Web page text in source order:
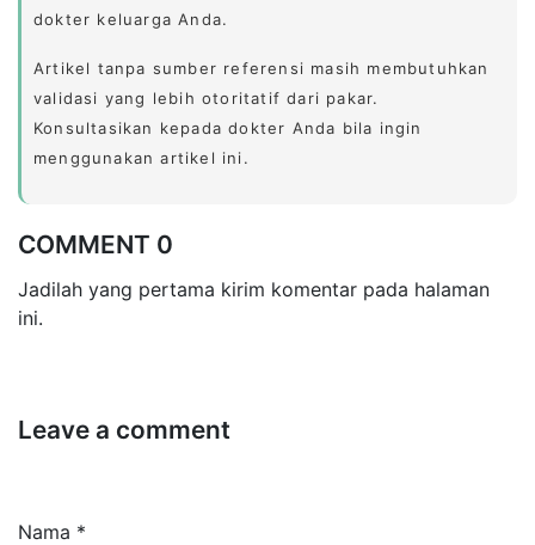
dokter keluarga Anda.
Artikel tanpa sumber referensi masih membutuhkan
validasi yang lebih otoritatif dari pakar.
Konsultasikan kepada dokter Anda bila ingin
menggunakan artikel ini.
COMMENT 0
Jadilah yang pertama kirim komentar pada halaman
ini.
Leave a comment
Nama *